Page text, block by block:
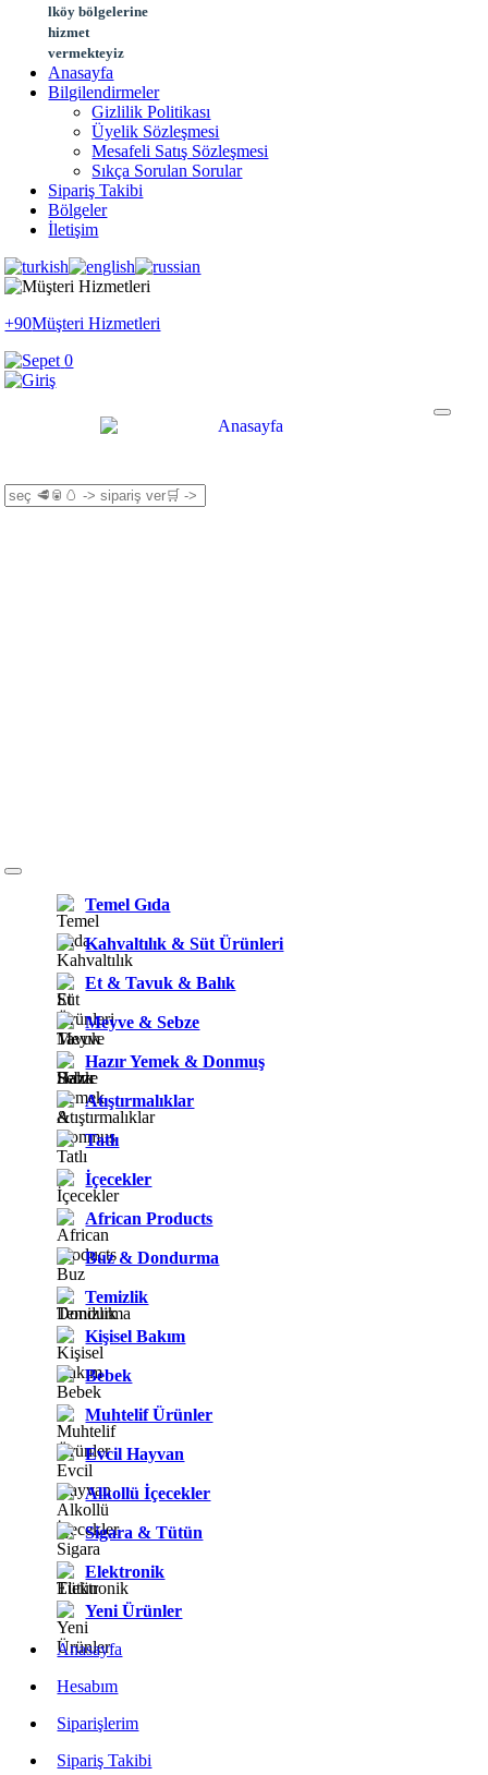
lköy bölgelerine
hizmet
vermekteyiz
Anasayfa
Bilgilendirmeler
Gizlilik Politikası
Üyelik Sözleşmesi
Mesafeli Satış Sözleşmesi
Sıkça Sorulan Sorular
Sipariş Takibi
Bölgeler
İletişim
+90Müşteri Hizmetleri
0
Temel Gıda
Kahvaltılık & Süt Ürünleri
Et & Tavuk & Balık
Meyve & Sebze
Hazır Yemek & Donmuş
Atıştırmalıklar
Tatlı
İçecekler
African Products
Buz & Dondurma
Temizlik
Kişisel Bakım
Bebek
Muhtelif Ürünler
Evcil Hayvan
Alkollü İçecekler
Sigara & Tütün
Elektronik
Yeni Ürünler
Anasayfa
Hesabım
Siparişlerim
Sipariş Takibi